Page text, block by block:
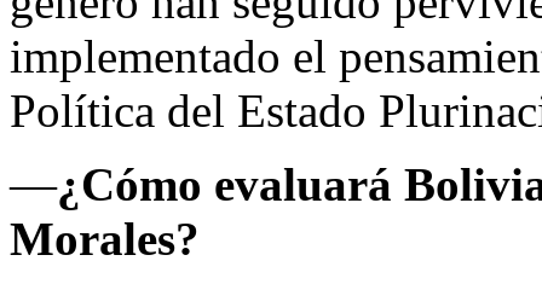
implementado el
Política del Estado
—¿Cómo evaluará
Morales?